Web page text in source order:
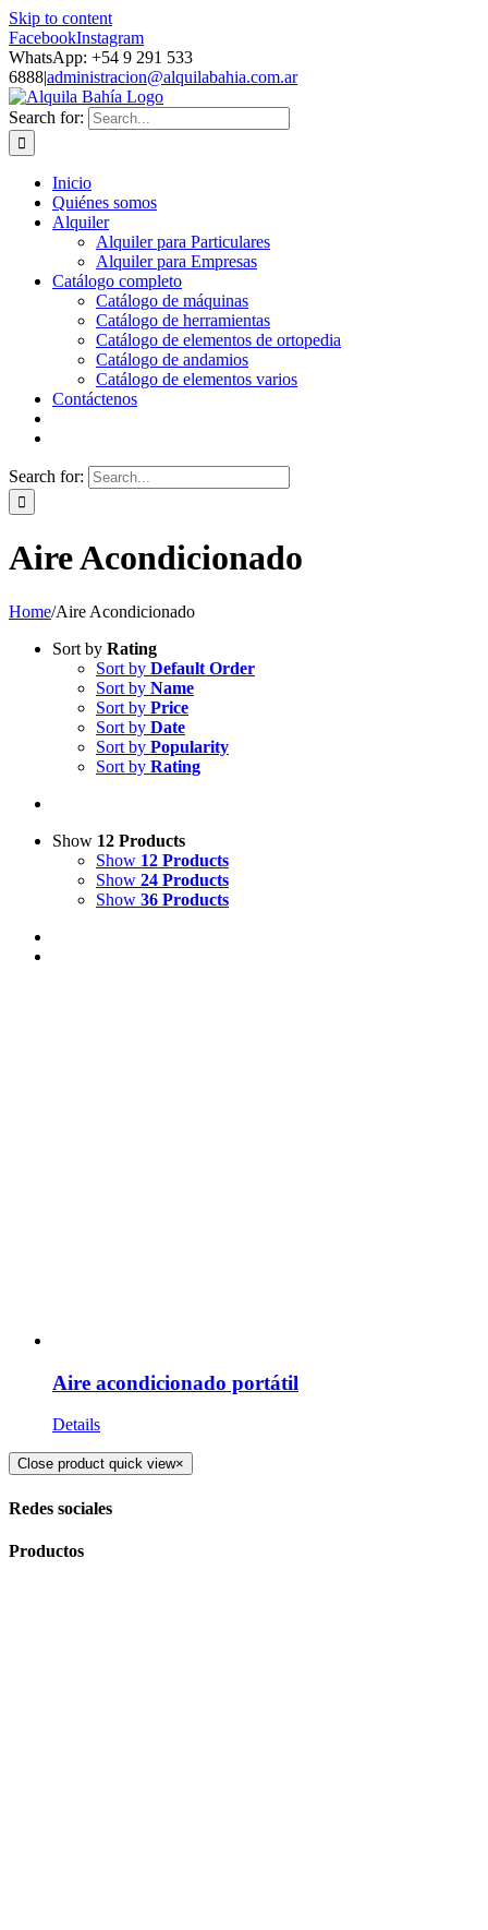
Skip to content
FacebookInstagram
WhatsApp: +54 9 291 533
6888|administracion@alquilabahia.com.ar
Search for:
Inicio
Quiénes somos
Alquiler
Alquiler para Particulares
Alquiler para Empresas
Catálogo completo
Catálogo de máquinas
Catálogo de herramientas
Catálogo de elementos de ortopedia
Catálogo de andamios
Catálogo de elementos varios
Contáctenos
Search for:
Aire Acondicionado
Home/Aire Acondicionado
Sort by Rating
Sort by Default Order
Sort by Name
Sort by Price
Sort by Date
Sort by Popularity
Sort by Rating
Show 12 Products
Show 12 Products
Show 24 Products
Show 36 Products
Aire acondicionado portátil
Details
Close product quick view×
Redes sociales
Productos